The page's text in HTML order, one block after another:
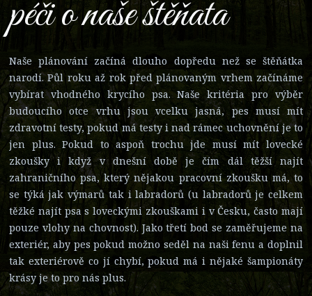
péči o naše štěňata
Naše plánování začíná dlouho dopředu než se štěňátka
narodí. Půl roku až rok před plánovaným vrhem začínáme
vybírat vhodného krycího psa. Naše kritéria pro výběr
budoucího otce vrhu jsou vcelku jasná, pes musí mít
zdravotní testy, pokud má testy i nad rámec uchovnění je to
jen plus. Pokud to aspoň trochu jde musí mít lovecké
zkoušky i když v dnešní době je čím dál těžší najít
zahraničního psa, který nějakou pracovní zkoušku má, to
se týká jak výmarů tak i labradorů (u labradorů je celkem
těžké najít psa s loveckými zkouškami i v Česku, často mají
pouze vlohy na chovnost). Jako třetí bod se zaměřujeme na
exteriér, aby pes pokud možno seděl na naši fenu a doplnil
tak exteriérově co jí chybí, pokud má i nějaké šampionáty
krásy je to pro nás plus.